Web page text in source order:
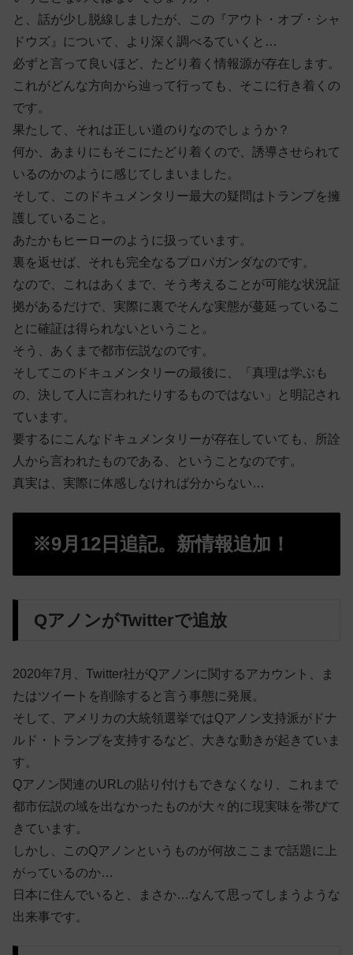
と、話が少し脱線しましたが、この『アウト・オブ・シャ
ドウズ』について、より深く調べるていくと…
必ずと言って良いほど、たどり着く情報源が存在します。
これがどんな方向から辿って行っても、そこに行き着くの
です。
果たして、それは正しい道のりなのでしょうか？
何か、あまりにもそこにたどり着くので、誘導させられて
いるのかのように感じてしまいました。
そして、このドキュメンタリー最大の疑問はトランプを擁
護していること。
あたかもヒーローのように扱っています。
裏を返せば、それも完全なるプロパガンダなのです。
なので、これはあくまで、そう考えることが可能な状況証
拠があるだけで、実際に裏でそんな実態が蔓延っているこ
とに確証は得られないということ。
そう、あくまで都市伝説なのです。
そしてこのドキュメンタリーの最後に、「真理は学ぶも
の、決して人に言われたりするものではない」と明記され
ています。
要するにこんなドキュメンタリーが存在していても、所詮
人から言われたものである、ということなのです。
真実は、実際に体感しなければ分からない…
※9月12日追記。新情報追加！
QアノンがTwitterで追放
2020年7月、Twitter社がQアノンに関するアカウント、ま
たはツイートを削除すると言う事態に発展。
そして、アメリカの大統領選挙ではQアノン支持派がドナ
ルド・トランプを支持するなど、大きな動きが起きていま
す。
Qアノン関連のURLの貼り付けもできなくなり、これまで
都市伝説の域を出なかったものが大々的に現実味を帯びて
きています。
しかし、このQアノンというものが何故ここまで話題に上
がっているのか…
日本に住んでいると、まさか…なんて思ってしまうような
出来事です。